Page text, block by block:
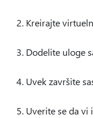
Kreirajte
Dodelite uloge
Uvek završite
Uverite se da